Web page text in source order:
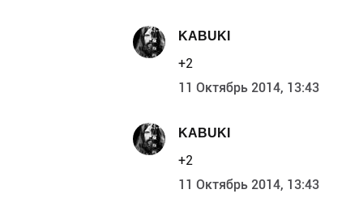
KABUKI
+2
11 Октябрь 2014, 13:43
KABUKI
+2
11 Октябрь 2014, 13:43